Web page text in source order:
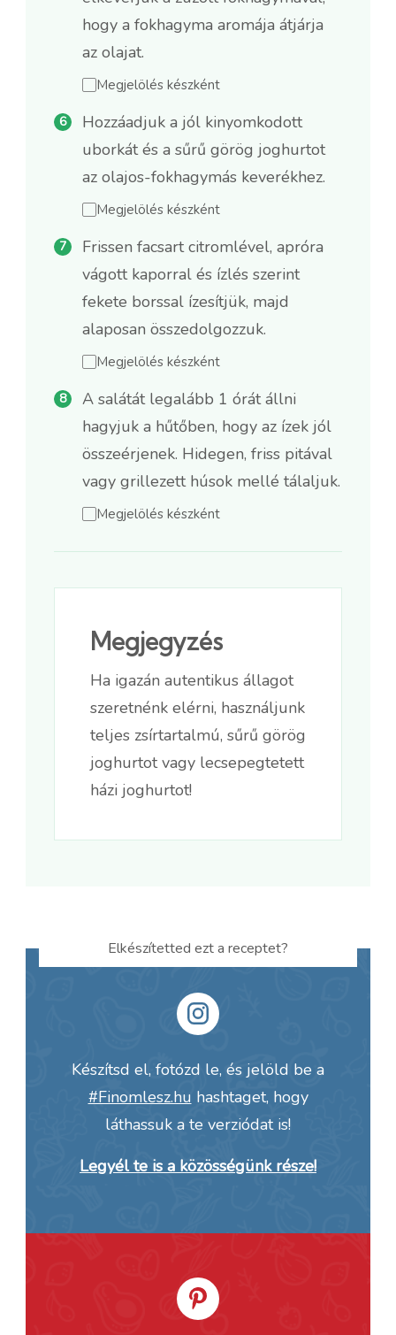
hogy a fokhagyma aromája átjárja
az olajat.
Megjelölés készként
Hozzáadjuk a jól kinyomkodott
uborkát és a sűrű görög joghurtot
az olajos-fokhagymás keverékhez.
Megjelölés készként
Frissen facsart citromlével, apróra
vágott kaporral és ízlés szerint
fekete borssal ízesítjük, majd
alaposan összedolgozzuk.
Megjelölés készként
A salátát legalább 1 órát állni
hagyjuk a hűtőben, hogy az ízek jól
összeérjenek. Hidegen, friss pitával
vagy grillezett húsok mellé tálaljuk.
Megjelölés készként
Megjegyzés
Ha igazán autentikus állagot
szeretnénk elérni, használjunk
teljes zsírtartalmú, sűrű görög
joghurtot vagy lecsepegtetett
házi joghurtot!
Elkészítetted ezt a receptet?
Készítsd el, fotózd le, és jelöld be a
#Finomlesz.hu hashtaget, hogy
láthassuk a te verziódat is!
Legyél te is a közösségünk része!